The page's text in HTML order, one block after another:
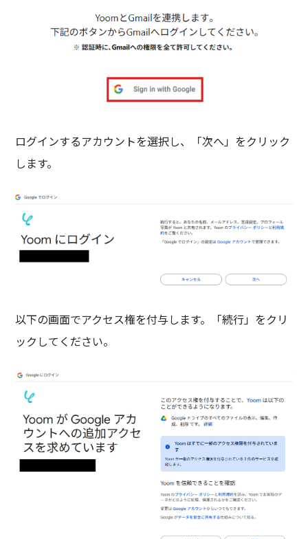
ログインするアカウントを選択し、「次へ」をクリック
します。
以下の画面でアクセス権を付与します。「続行」をクリ
ックしてください。